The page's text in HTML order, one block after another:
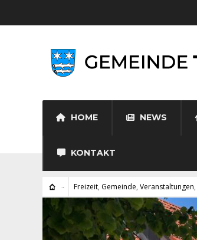
HOME NEWS
KONTAKT
Freizeit, Gemeinde, Veranstaltungen,